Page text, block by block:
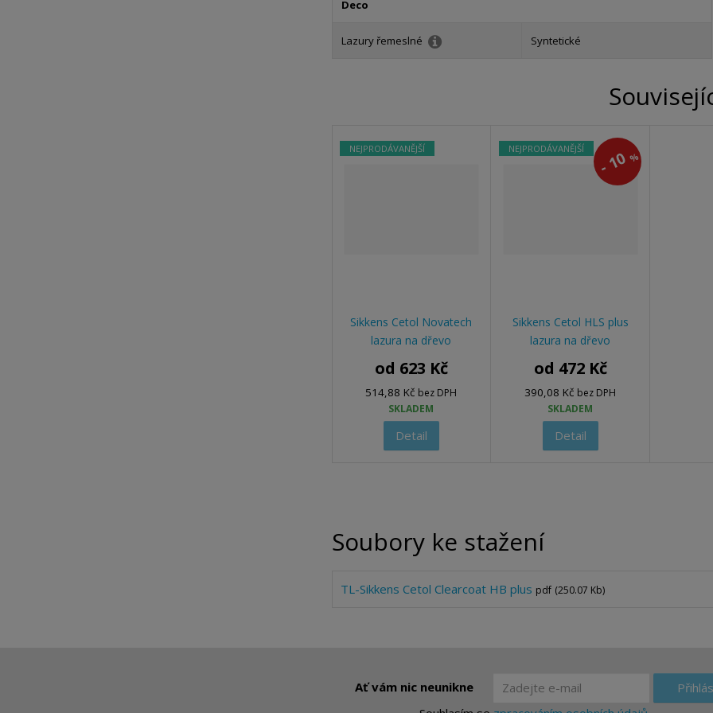
Deco
Lazury řemeslné Syntetické
NEJPRODÁVANĚJŠÍ
Sikkens Cetol Novatech
lazura na dřevo
od 623 Kč
514,88 Kč bez DPH
SKLADEM
Detail
-10%
NEJPRODÁVANĚJŠÍ
Sikkens Cetol HLS plus
lazura na dřevo
od 472 Kč
390,08 Kč bez DPH
SKLADEM
Detail
Soubory ke stažení
TL-Sikkens Cetol Clearcoat HB plus pdf (250.07 Kb)
Ať vám nic neunikne